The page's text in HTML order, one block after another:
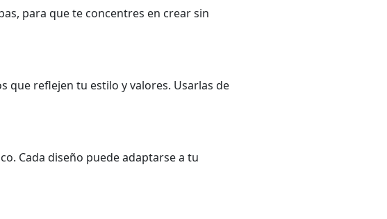
para que te concentres en crear sin
que reflejen tu estilo y valores. Usarlas de
Cada diseño puede adaptarse a tu